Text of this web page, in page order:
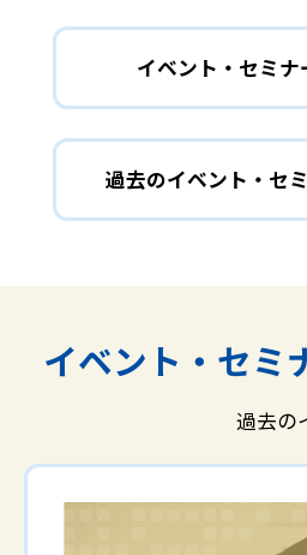
イベント・セミナ
過去のイベント・セ
イベント・セミ
過去の